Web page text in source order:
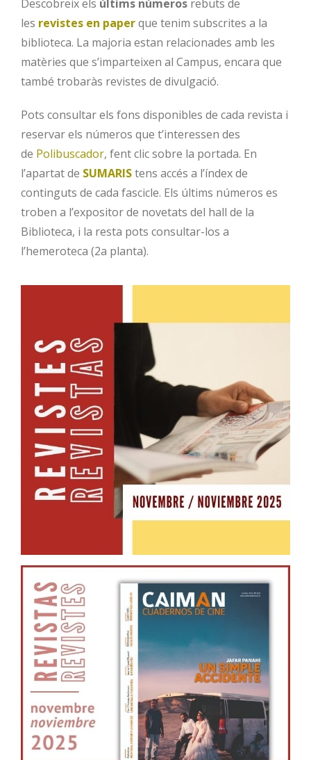
Descobreix els últims números rebuts de
les revistes en paperque tenim subscrites a la
biblioteca. La majoria estan relacionades amb les
matèries que s’imparteixen al Campus, encara que
també trobaràs revistes de divulgació.
Pots consultar els fons disponibles de cada revista i
reservar els números que t’interessen des
de Polibuscador, fent clic sobre la portada. En
l’apartat de SUMARIStens accés a l’índex de
continguts de cada fascicle. Els últims números es
troben a l’expositor de novetats del hall de la
Biblioteca, i la resta pots consultar-los a
l’hemeroteca (2a planta).